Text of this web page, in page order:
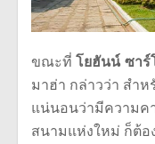
ขณะที่ โยฮันน์ ซาร์
มาฮ่า กล่าวว่า สำ
แน่นอนว่ามีความค
สนามแห่งใหม่ ก็ต้